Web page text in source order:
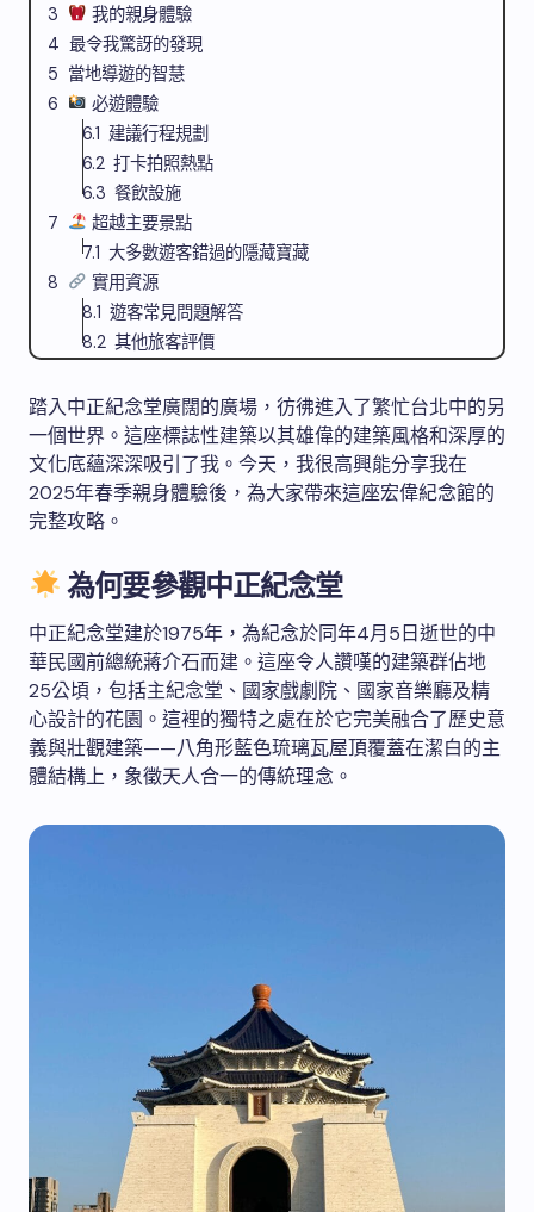
我的親身體驗
最令我驚訝的發現
當地導遊的智慧
必遊體驗
建議行程規劃
打卡拍照熱點
餐飲設施
超越主要景點
大多數遊客錯過的隱藏寶藏
實用資源
遊客常見問題解答
其他旅客評價
踏入中正紀念堂廣闊的廣場，彷彿進入了繁忙台北中的另
一個世界。這座標誌性建築以其雄偉的建築風格和深厚的
文化底蘊深深吸引了我。今天，我很高興能分享我在
2025年春季親身體驗後，為大家帶來這座宏偉紀念館的
完整攻略。
為何要參觀中正紀念堂
中正紀念堂建於1975年，為紀念於同年4月5日逝世的中
華民國前總統蔣介石而建。這座令人讚嘆的建築群佔地
25公頃，包括主紀念堂、國家戲劇院、國家音樂廳及精
心設計的花園。這裡的獨特之處在於它完美融合了歷史意
義與壯觀建築——八角形藍色琉璃瓦屋頂覆蓋在潔白的主
體結構上，象徵天人合一的傳統理念。